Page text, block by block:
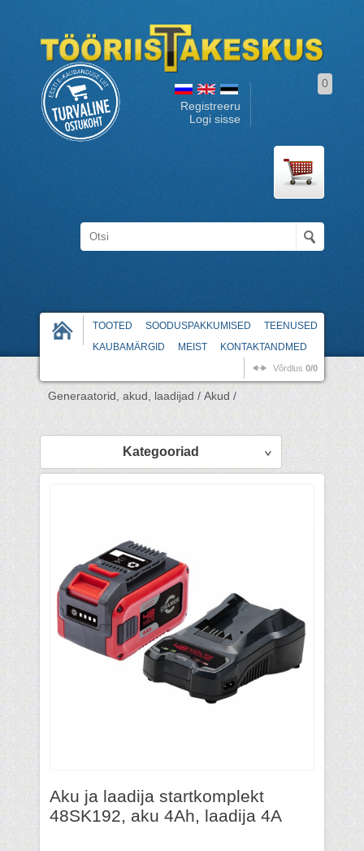
Registreeru
Logi sisse
0
TOOTED SOODUSPAKKUMISED
TEENUSED
KAUBAMÄRGID
MEIST KONTAKTANDMED
Võrdlus 0/0
Generaatorid, akud, laadijad / Akud /
Kategooriad
Aku ja laadija startkomplekt
48SK192, aku 4Ah, laadija 4A